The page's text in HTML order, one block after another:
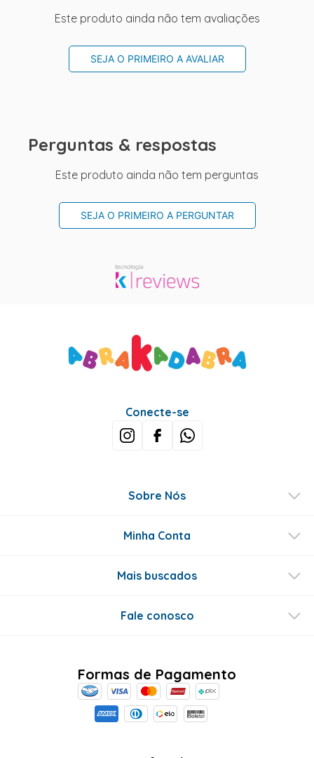
Este produto ainda não tem avaliações
SEJA O PRIMEIRO A AVALIAR
Perguntas & respostas
Este produto ainda não tem perguntas
SEJA O PRIMEIRO A PERGUNTAR
Conecte-se
Sobre Nós
Minha Conta
Mais buscados
Fale conosco
Formas de Pagamento